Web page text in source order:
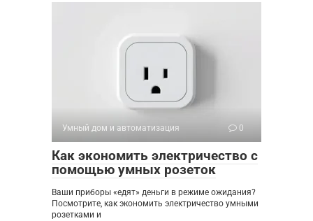
Умный дом и автоматизация 0
Как экономить электричество с
помощью умных розеток
Ваши приборы «едят» деньги в режиме ожидания?
Посмотрите, как экономить электричество умными
розетками и